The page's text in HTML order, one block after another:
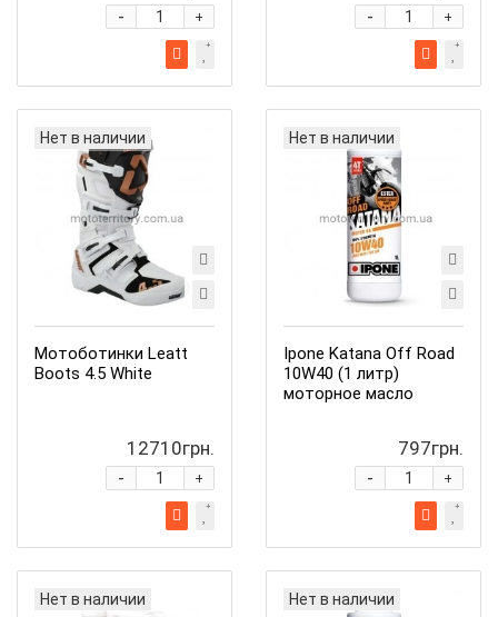
+
- +
-
Нет в наличии
Мотоботинки Leatt
Boots 4.5 White
12710грн.
+
-
Нет в наличии
Ipone Katana Off Road
10W40 (1 литр)
моторное масло
797грн.
+
-
Нет в наличии Нет в наличии